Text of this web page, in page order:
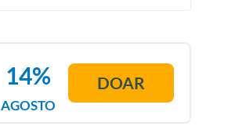
AGOSTO
14% DOAR